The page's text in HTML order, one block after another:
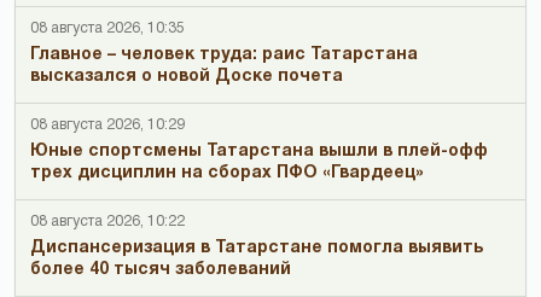
08 августа 2026, 10:35
Главное – человек труда: раис Татарстана
высказался о новой Доске почета
08 августа 2026, 10:29
Юные спортсмены Татарстана вышли в плей-офф
трех дисциплин на сборах ПФО «Гвардеец»
08 августа 2026, 10:22
Диспансеризация в Татарстане помогла выявить
более 40 тысяч заболеваний